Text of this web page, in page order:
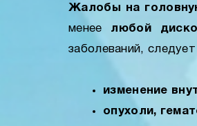
Жалобы на
менее любой
заболеваний,
изменение
опухоли,